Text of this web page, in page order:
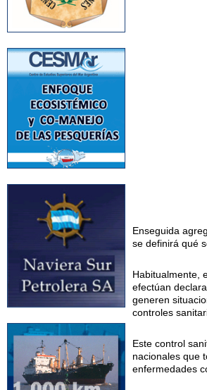
Enseguida
se definirá qué
Habitualmente,
efectúan
generen
controles
Este control
nacionales que
enfermedades